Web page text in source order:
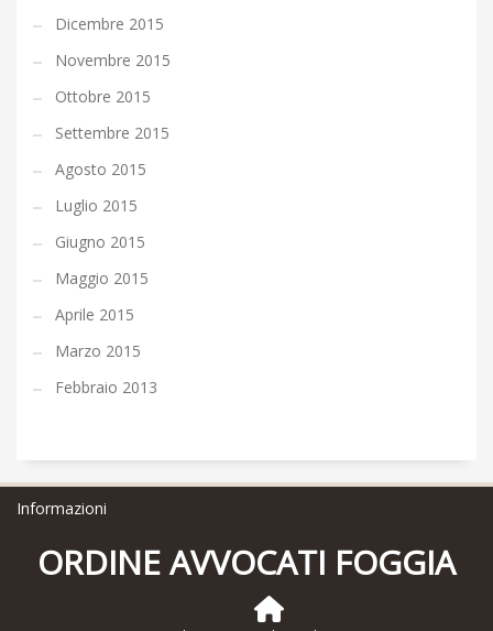
Dicembre 2015
Novembre 2015
Ottobre 2015
Settembre 2015
Agosto 2015
Luglio 2015
Giugno 2015
Maggio 2015
Aprile 2015
Marzo 2015
Febbraio 2013
Informazioni
ORDINE AVVOCATI FOGGIA